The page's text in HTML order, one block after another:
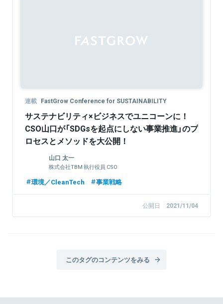
連載 FastGrow Conference for SUSTAINABILITY
サステナビリティ×ビジネスでユニコーンに！
CSO山口が「SDGsを起点にしない事業推進」のプ
ロセスとメソッドを大公開！
山口 太一
株式会社TBM 執行役員 CSO
環境／CleanTech 事業戦略
公開日 2021/11/04
このタグのコンテンツをみる